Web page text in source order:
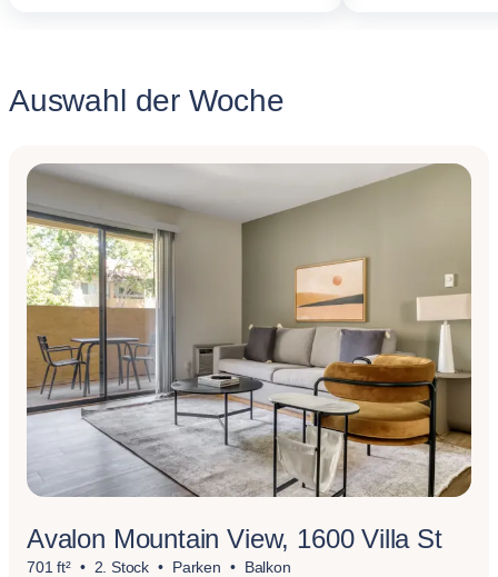
Auswahl der Woche
Avalon Mountain View, 1600 Villa St
701 ft² 2. Stock Parken Balkon